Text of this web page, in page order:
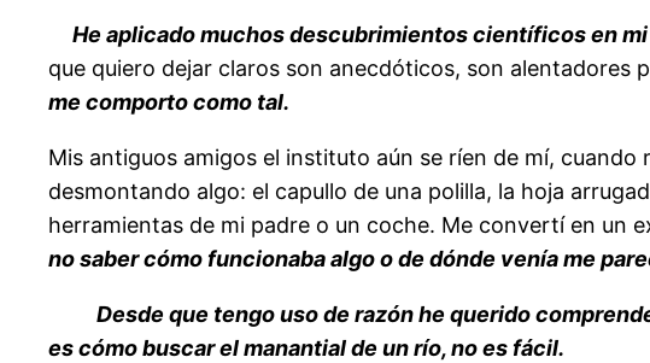
He aplicado muchos descubrimientos científicos en
que quiero dejar claros son anecdóticos, son alentadores
me comporto como tal.
Mis antiguos amigos el instituto aún se ríen de mí,
desmontando algo: el capullo de una polilla, la hoja
herramientas de mi padre o un coche. Me convertí en un
no saber cómo funcionaba algo o de dónde venía me
Desde que tengo uso de razón he querido
es cómo buscar el manantial de un río, no es fácil.